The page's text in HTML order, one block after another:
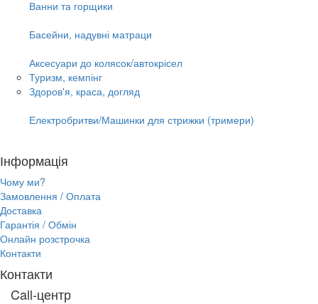
Ванни та горщики
Басейни, надувні матраци
Аксесуари до колясок/автокрісел
Туризм, кемпінг
Здоров'я, краса, догляд
Електробритви/Машинки для стрижки (тримери)
Інформація
Чому ми?
Замовлення / Оплата
Доставка
Гарантія / Обмін
Онлайн розстрочка
Контакти
Контакти
Call-центр